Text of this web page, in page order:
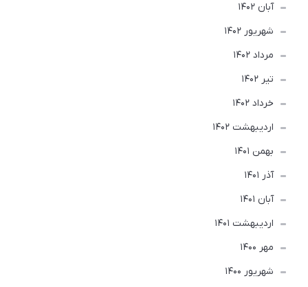
آبان 1402
شهریور 1402
مرداد 1402
تير 1402
خرداد 1402
ارديبهشت 1402
بهمن 1401
آذر 1401
آبان 1401
ارديبهشت 1401
مهر 1400
شهریور 1400